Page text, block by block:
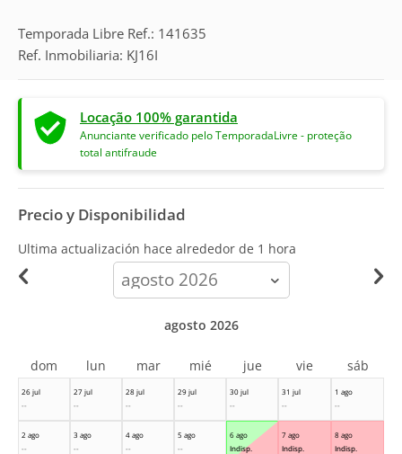
Temporada Libre Ref.: 141635
Ref. Inmobiliaria: KJ16I
Locação 100% garantida
Anunciante verificado pelo TemporadaLivre - proteção
total antifraude
Precio y Disponibilidad
Ultima actualización hace alrededor de 1 hora
calendar-
month
26 jul
--
27 jul
--
28 jul
--
29 jul
--
30 jul
--
31 jul
--
1 ago
--
2 ago
--
3 ago
--
4 ago
--
5 ago
--
6 ago
Indisp.
7 ago
Indisp.
8 ago
Indisp.
agosto 2026
dom lun mar mié jue vie sáb